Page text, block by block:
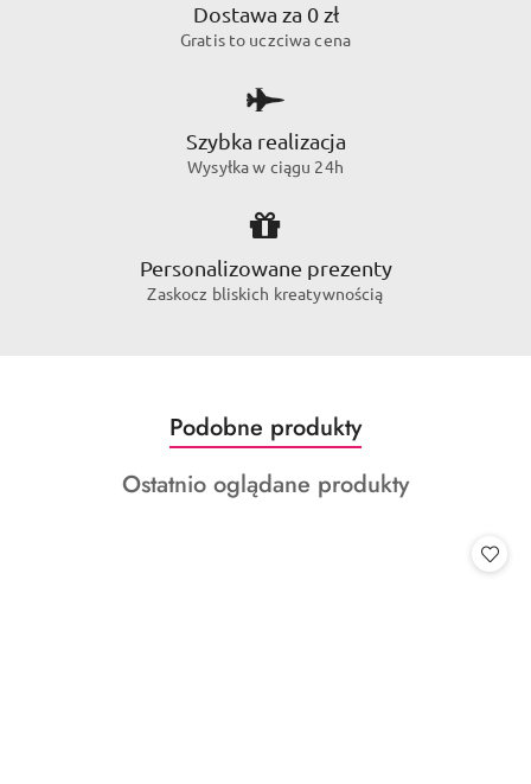
Dostawa za 0 zł
Gratis to uczciwa cena
Szybka realizacja
Wysyłka w ciągu 24h
Personalizowane prezenty
Zaskocz bliskich kreatywnością
Pomiń karuzelę produktów
Produkty
o
statusie:
Podobne produkty
Produkty
Ostatnio oglądane produkty